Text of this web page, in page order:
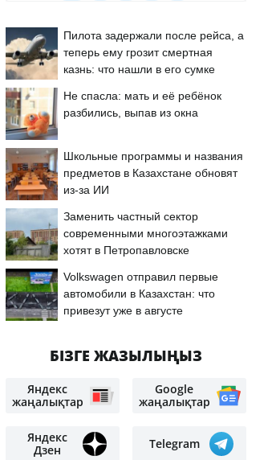
Пилота задержали после рейса, а
теперь ему грозит смертная
казнь: что нашли в его сумке
Не спасла: мать и её ребёнок
разбились, выпав из окна
Школьные программы и названия
предметов в Казахстане обновят
из-за ИИ
Заменить частный сектор
современными многоэтажками
хотят в Петропавловске
Volkswagen отправил первые
автомобили в Казахстан: что
привезут уже в августе
БІЗГЕ ЖАЗЫЛЫҢЫЗ
Яндекс
жаңалықтар
Google
жаңалықтар
Яндекс
Дзен
Telegram